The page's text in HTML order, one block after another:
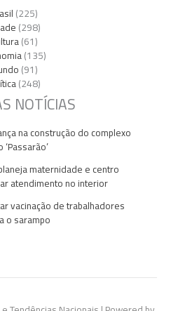
(225)
(298)
(61)
(135)
(91)
(248)
NOTÍCIAS
na construção do complexo
maternidade e centro
atendimento no interior
vacinação de trabalhadores
o sarampo